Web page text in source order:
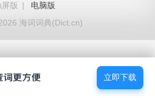
版
|
电脑版
海词词典(Dict.cn)
立即下载
立即下载